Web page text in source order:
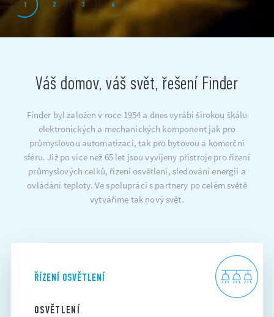
1 2 3 4
Váš domov, váš svět, řešení Finder
Finder byl založen v roce 1954 a dnes vyrábí širokou škálu
elektronických a mechanických komponent jak pro
průmyslovou automatizaci, tak pro bytovou a komerční
sféru. Již po více než 65 let jsou vyvíjeny přístroje pro řízení
průmyslových celků, řízení osvětlení, sledování energií a
ovládání teploty. Ve spolupráci s partnery po celém světě
vytváříme tak nový svět.
ŘÍZENÍ OSVĚTLENÍ
OSVĚTLENÍ